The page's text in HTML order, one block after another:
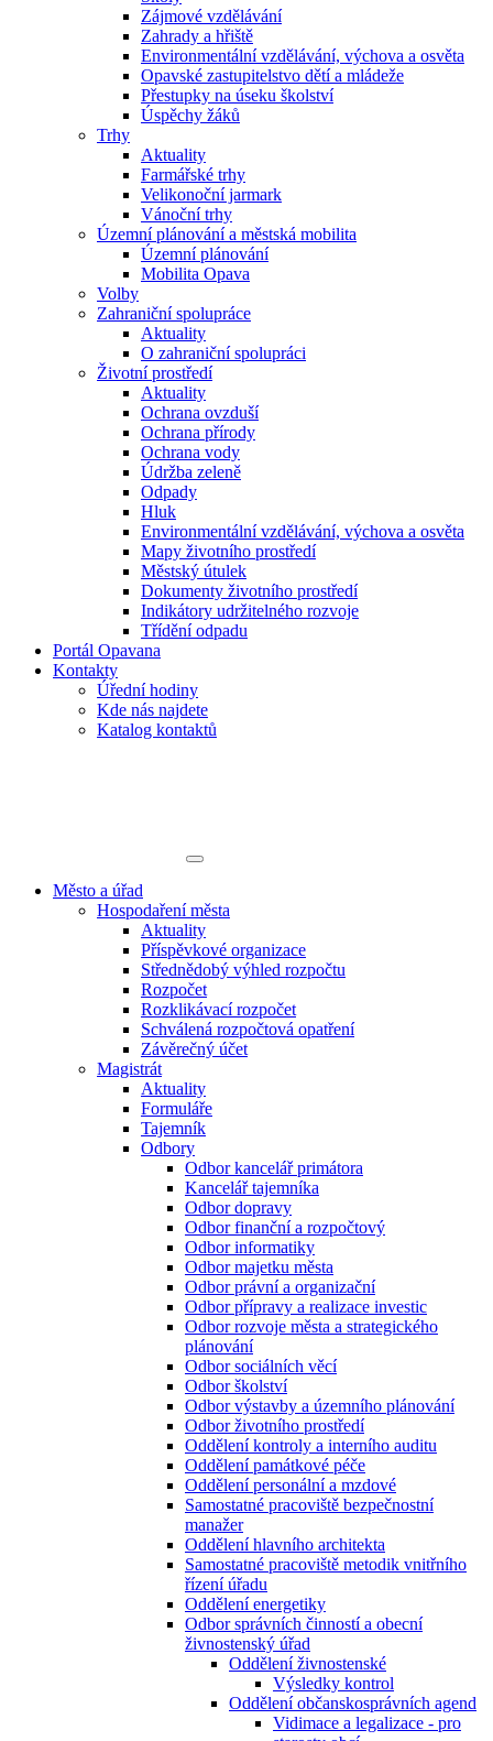
Zájmové vzdělávání
Zahrady a hřiště
Environmentální vzdělávání, výchova a osvěta
Opavské zastupitelstvo dětí a mládeže
Přestupky na úseku školství
Úspěchy žáků
Trhy
Aktuality
Farmářské trhy
Velikonoční jarmark
Vánoční trhy
Územní plánování a městská mobilita
Územní plánování
Mobilita Opava
Volby
Zahraniční spolupráce
Aktuality
O zahraniční spolupráci
Životní prostředí
Aktuality
Ochrana ovzduší
Ochrana přírody
Ochrana vody
Údržba zeleně
Odpady
Hluk
Environmentální vzdělávání, výchova a osvěta
Mapy životního prostředí
Městský útulek
Dokumenty životního prostředí
Indikátory udržitelného rozvoje
Třídění odpadu
Portál Opavana
Kontakty
Úřední hodiny
Kde nás najdete
Katalog kontaktů
Město a úřad
Hospodaření města
Aktuality
Příspěvkové organizace
Střednědobý výhled rozpočtu
Rozpočet
Rozklikávací rozpočet
Schválená rozpočtová opatření
Závěrečný účet
Magistrát
Aktuality
Formuláře
Tajemník
Odbory
Odbor kancelář primátora
Kancelář tajemníka
Odbor dopravy
Odbor finanční a rozpočtový
Odbor informatiky
Odbor majetku města
Odbor právní a organizační
Odbor přípravy a realizace investic
Odbor rozvoje města a strategického
plánování
Odbor sociálních věcí
Odbor školství
Odbor výstavby a územního plánování
Odbor životního prostředí
Oddělení kontroly a interního auditu
Oddělení památkové péče
Oddělení personální a mzdové
Samostatné pracoviště bezpečnostní
manažer
Oddělení hlavního architekta
Samostatné pracoviště metodik vnitřního
řízení úřadu
Oddělení energetiky
Odbor správních činností a obecní
živnostenský úřad
Oddělení živnostenské
Výsledky kontrol
Oddělení občanskosprávních agend
Vidimace a legalizace - pro